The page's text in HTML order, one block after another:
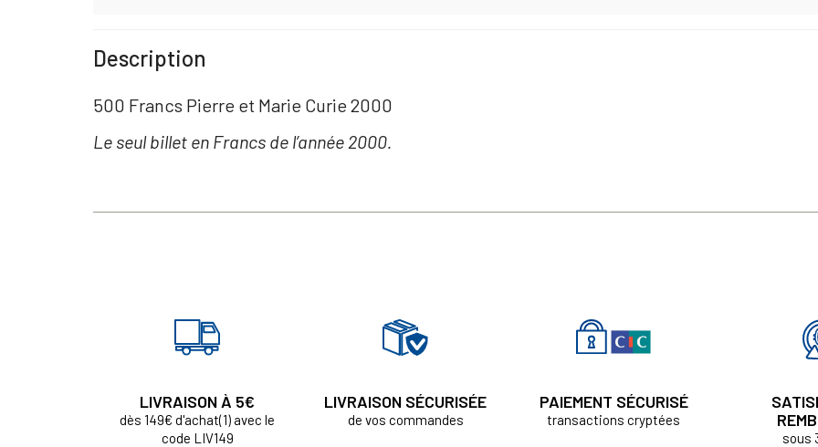
Description
500 Francs Pierre et Marie Curie 2000
Le seul billet en Francs de l’année 2000.
LIVRAISON À 5€
dès 149€ d'achat(1) avec le
code LIV149
LIVRAISON SÉCURISÉE
de vos commandes
PAIEMENT SÉCURISÉ
transactions cryptées
sous